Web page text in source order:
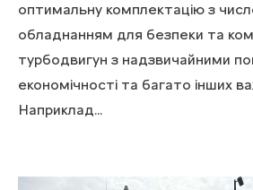
оптимальну комплектацію з
обладнанням для безпеки та
турбодвигун з надзвичайними
економічності та багато інших
Наприклад...